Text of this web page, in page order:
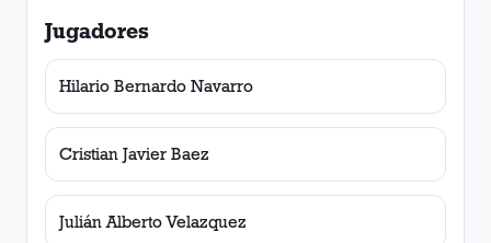
Jugadores
Hilario Bernardo Navarro
Cristian Javier Baez
Julián Alberto Velazquez